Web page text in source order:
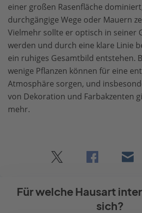
einer großen Rasenfläche
durchgängige Wege oder Mauern
Vielmehr sollte er optisch in seiner
werden und durch eine klare Linie
ein ruhiges Gesamtbild entstehen.
wenige Pflanzen können für eine
Atmosphäre sorgen, und
von Dekoration und Farbakzenten
mehr.
Für welche Hausart
sich?